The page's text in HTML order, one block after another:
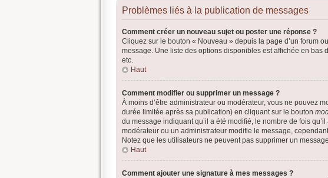
Problèmes liés à la publication de messages
Comment créer un nouveau sujet ou poster une réponse ?
Cliquez sur le bouton « Nouveau » depuis la page d’un forum
message. Une liste des options disponibles est affichée en bas
etc.
Haut
Comment modifier ou supprimer un message ?
À moins d’être administrateur ou modérateur, vous ne pouvez
durée limitée après sa publication) en cliquant sur le bouton
du message indiquant qu’il a été modifié, le nombre de fois
modérateur ou un administrateur modifie le message,
Notez que les utilisateurs ne peuvent pas supprimer un
Haut
Comment ajouter une signature à mes messages ?